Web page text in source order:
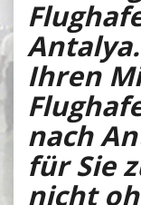
Ihren
nach
für Sie
nicht